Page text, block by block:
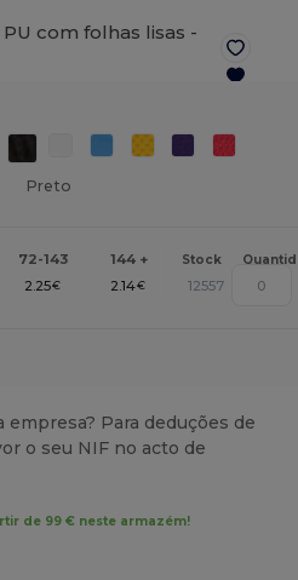
com folhas lisas -
Preto
72-143 144 + Stock
2.25€ 2.14€ 12557
Para deduções de
o seu NIF no acto de
de 99 € neste armazém!